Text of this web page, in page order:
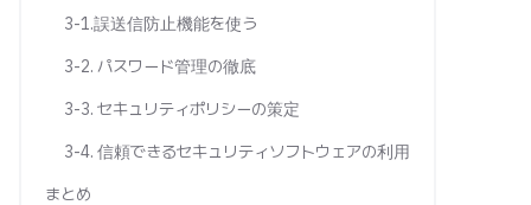
3-1.誤送信防止機能を使う
3-2. パスワード管理の徹底
3-3. セキュリティポリシーの策定
3-4. 信頼できるセキュリティソフトウェアの利用
まとめ